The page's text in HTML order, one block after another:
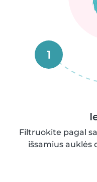
1
Filtruokite pagal
išsamius auklės